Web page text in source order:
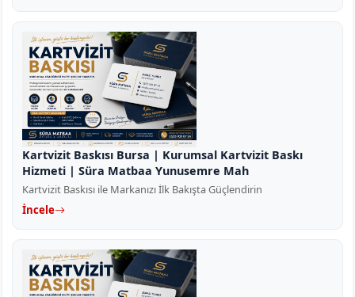
Kartvizit Baskısı Bursa | Kurumsal Kartvizit Baskı
Hizmeti | Süra Matbaa Yunusemre Mah
Kartvizit Baskısı ile Markanızı İlk Bakışta Güçlendirin
İncele